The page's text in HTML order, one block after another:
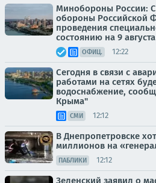
Минобороны России:
обороны Российской
проведения
состоянию на 9
ОФИЦ. 12:22
Сегодня в связи с
работами на сетях
водоснабжение,
Крыма"
СМИ 12:12
В Днепропетровске
миллионов на
ПАБЛИКИ 12:12
Зеленский заявил о